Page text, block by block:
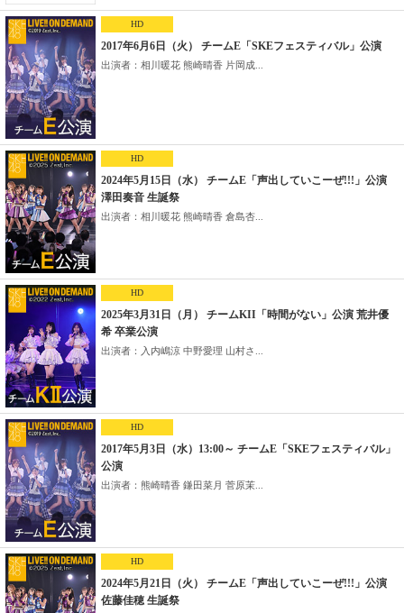
HD
2017年6月6日（火） チームE「SKEフェスティバル」公演
出演者：相川暖花 熊崎晴香 片岡成...
HD
2024年5月15日（水） チームE「声出していこーぜ!!!」公演
澤田奏音 生誕祭
出演者：相川暖花 熊崎晴香 倉島杏...
HD
2025年3月31日（月） チームKII「時間がない」公演 荒井優
希 卒業公演
出演者：入内嶋涼 中野愛理 山村さ...
HD
2017年5月3日（水）13:00～ チームE「SKEフェスティバル」
公演
出演者：熊崎晴香 鎌田菜月 菅原茉...
HD
2024年5月21日（火） チームE「声出していこーぜ!!!」公演
佐藤佳穂 生誕祭